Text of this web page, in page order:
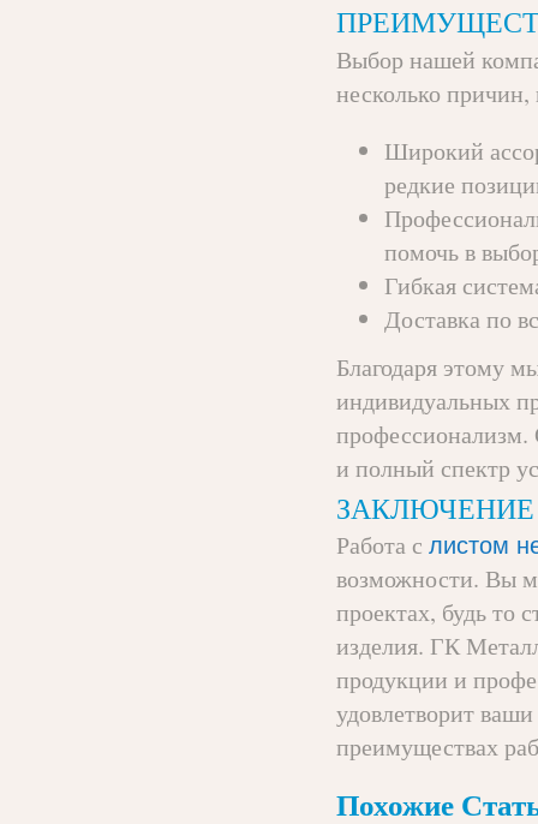
Выбор нашей
несколько
Широкий
редкие
помочь в
Гибкая
Доставка по
Благодаря этому
индивидуальных
профессионализм.
и полный спектр
ЗАКЛЮЧЕНИЕ
Работа с листом
возможности. Вы
проектах, будь то
изделия. ГК
продукции и
удовлетворит
преимуществах
Похожие